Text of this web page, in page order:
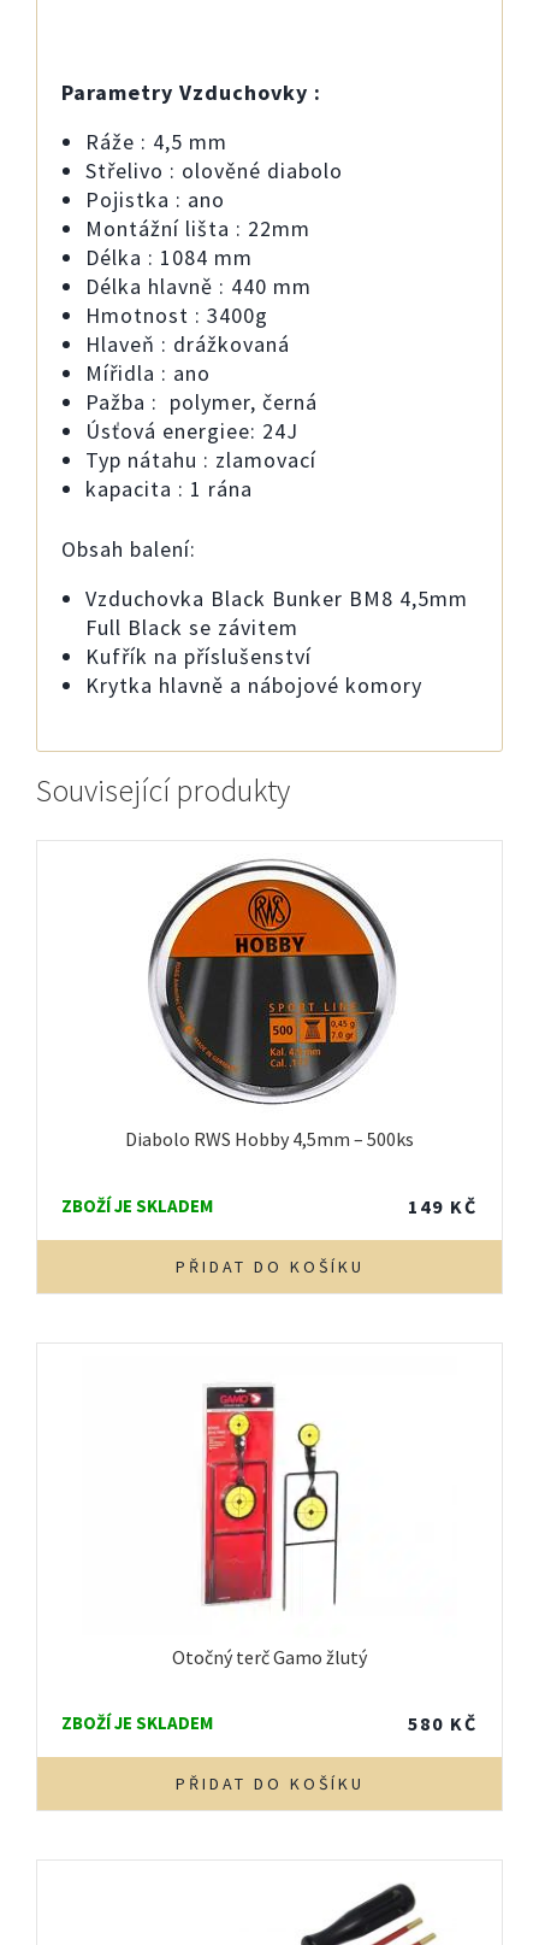
Parametry Vzduchovky :
Ráže : 4,5 mm
Střelivo : olověné diabolo
Pojistka : ano
Montážní lišta : 22mm
Délka : 1084 mm
Délka hlavně : 440 mm
Hmotnost : 3400g
Hlaveň : drážkovaná
Mířidla : ano
Pažba : polymer, černá
Úsťová energiee: 24J
Typ nátahu : zlamovací
kapacita : 1 rána
Obsah balení:
Vzduchovka Black Bunker BM8 4,5mm
Full Black se závitem
Kufřík na příslušenství
Krytka hlavně a nábojové komory
Související produkty
Diabolo RWS Hobby 4,5mm – 500ks
ZBOŽÍ JE SKLADEM 149 KČ
PŘIDAT DO KOŠÍKU
Otočný terč Gamo žlutý
ZBOŽÍ JE SKLADEM 580 KČ
PŘIDAT DO KOŠÍKU